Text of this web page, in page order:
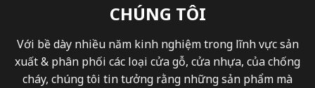
CHÚNG TÔI
Với bề dày nhiều năm kinh nghiệm trong lĩnh vực sản
xuất & phân phối các loại cửa gỗ, cửa nhựa, của chống
cháy, chúng tôi tin tưởng rằng những sản phẩm mà